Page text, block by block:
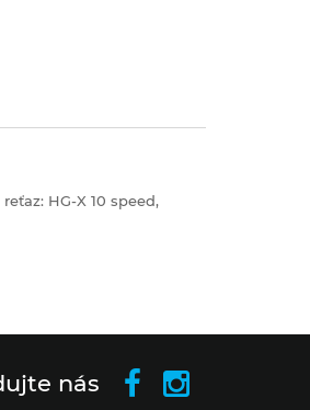
HG-X 10 speed,
nás